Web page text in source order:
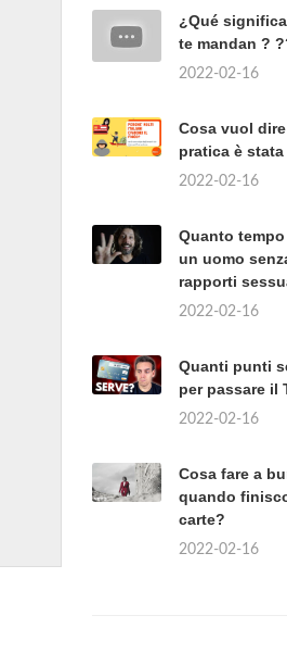
¿Qué
te mandan ?
2022-02-16
Cosa vuol
pratica è stata
2022-02-16
Quanto
un uomo
rapporti
2022-02-16
Quanti punti
per passare il
2022-02-16
Cosa fare a
quando
carte?
2022-02-16